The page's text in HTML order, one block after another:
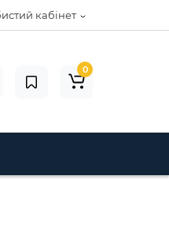
кабінет
0